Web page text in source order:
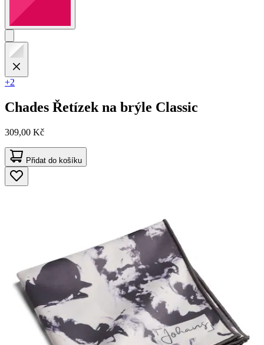
+2
Chades Řetízek na brýle Classic
309,00 Kč
Přidat do košíku